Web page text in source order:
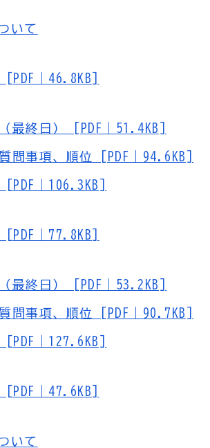
いて
｜46.8KB]
最終日） [PDF｜51.4KB]
問事項、順位 [PDF｜94.6KB]
｜106.3KB]
｜77.8KB]
最終日） [PDF｜53.2KB]
問事項、順位 [PDF｜90.7KB]
｜127.6KB]
｜47.6KB]
いて